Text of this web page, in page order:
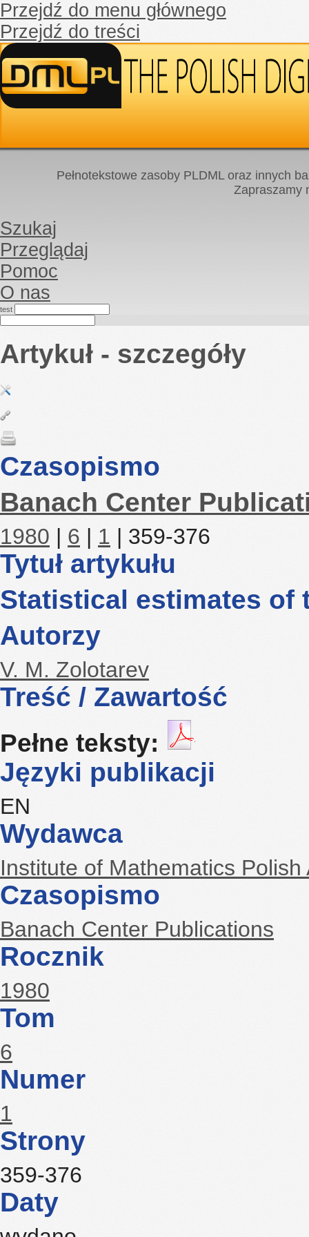
Przejdź do menu głównego
Przejdź do treści
Pełnotekstowe zasoby PLDML oraz innych
Zapraszamy
Szukaj
Przeglądaj
Pomoc
O nas
test
Artykuł - szczegóły
Czasopismo
Banach Center
1980 | 6 | 1 | 359-376
Tytuł artykułu
Statistical estimates of
Autorzy
V. M. Zolotarev
Treść / Zawartość
Pełne teksty:
Języki publikacji
EN
Wydawca
Institute of Mathematics
Czasopismo
Banach Center Publications
Rocznik
1980
Tom
6
Numer
1
Strony
359-376
Daty